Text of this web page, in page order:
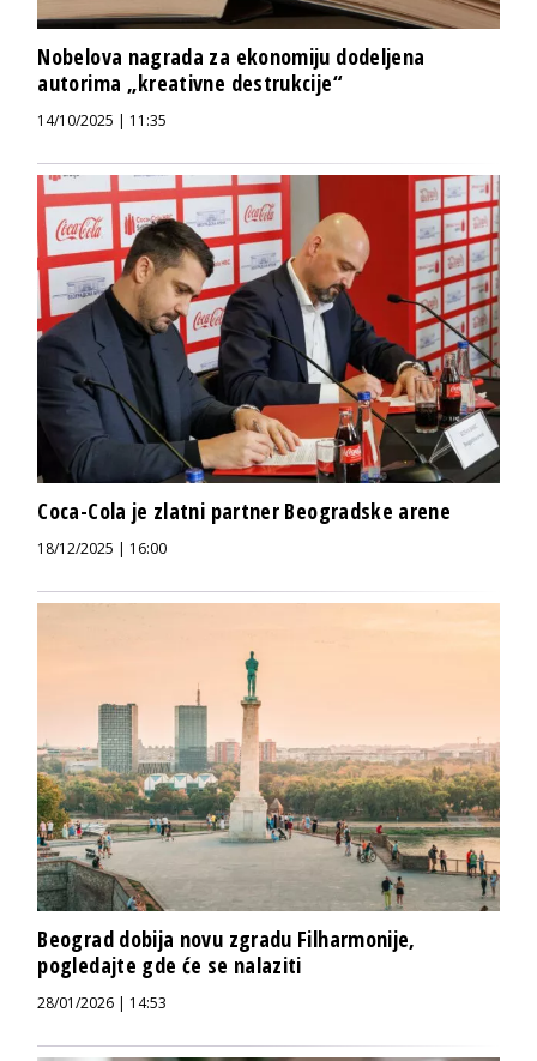
Nobelova nagrada za ekonomiju dodeljena
autorima „kreativne destrukcije“
14/10/2025 | 11:35
Coca-Cola je zlatni partner Beogradske arene
18/12/2025 | 16:00
Beograd dobija novu zgradu Filharmonije,
pogledajte gde će se nalaziti
28/01/2026 | 14:53